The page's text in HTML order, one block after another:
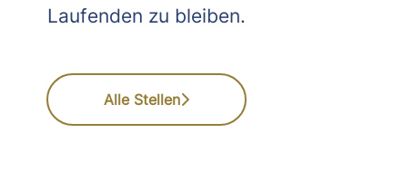
Laufenden zu bleiben.
Alle Stellen